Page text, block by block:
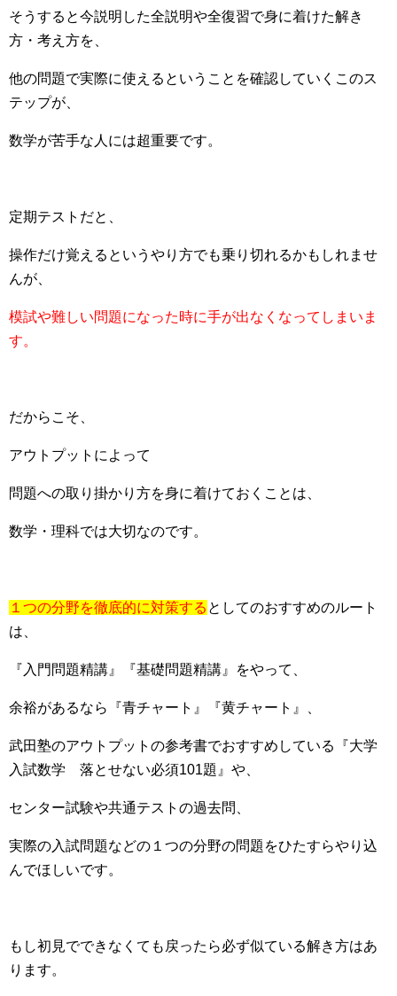
そうすると今説明した全説明や全復習で身に着けた解き
方・考え方を、
他の問題で実際に使えるということを確認していくこのス
テップが、
数学が苦手な人には超重要です。
定期テストだと、
操作だけ覚えるというやり方でも乗り切れるかもしれませ
んが、
模試や難しい問題になった時に手が出なくなってしまいま
す。
だからこそ、
アウトプットによって
問題への取り掛かり方を身に着けておくことは、
数学・理科では大切なのです。
１つの分野を徹底的に対策する としてのおすすめのルート
は、
『入門問題精講』『基礎問題精講』をやって、
余裕があるなら『青チャート』『黄チャート』、
武田塾のアウトプットの参考書でおすすめしている『大学
入試数学 落とせない必須101題』や、
センター試験や共通テストの過去問、
実際の入試問題などの１つの分野の問題をひたすらやり込
んでほしいです。
もし初見でできなくても戻ったら必ず似ている解き方はあ
ります。